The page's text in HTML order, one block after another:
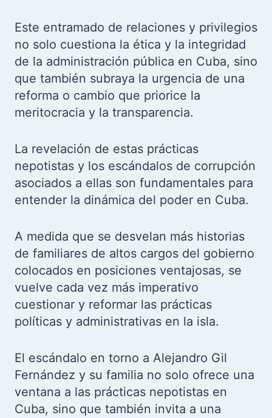
Este entramado de relaciones y privilegios
no solo cuestiona la ética y la integridad
de la administración pública en Cuba, sino
que también subraya la urgencia de una
reforma o cambio que priorice la
meritocracia y la transparencia.
La revelación de estas prácticas
nepotistas y los escándalos de corrupción
asociados a ellas son fundamentales para
entender la dinámica del poder en Cuba.
A medida que se desvelan más historias
de familiares de altos cargos del gobierno
colocados en posiciones ventajosas, se
vuelve cada vez más imperativo
cuestionar y reformar las prácticas
políticas y administrativas en la isla.
El escándalo en torno a Alejandro Gil
Fernández y su familia no solo ofrece una
ventana a las prácticas nepotistas en
Cuba, sino que también invita a una